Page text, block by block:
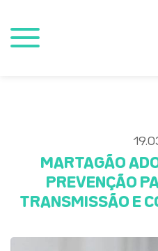
MARTAGÃO
PREVENÇÃO
TRANSMISSÃO E